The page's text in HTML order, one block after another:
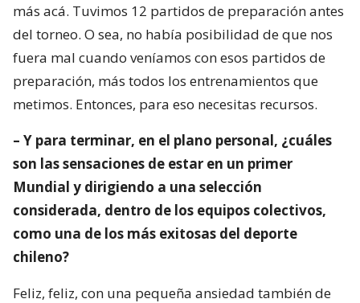
más acá. Tuvimos 12 partidos de preparación antes
del torneo. O sea, no había posibilidad de que nos
fuera mal cuando veníamos con esos partidos de
preparación, más todos los entrenamientos que
metimos. Entonces, para eso necesitas recursos.
– Y para terminar, en el plano personal, ¿cuáles
son las sensaciones de estar en un primer
Mundial y dirigiendo a una selección
considerada, dentro de los equipos colectivos,
como una de los más exitosas del deporte
chileno?
Feliz, feliz, con una pequeña ansiedad también de